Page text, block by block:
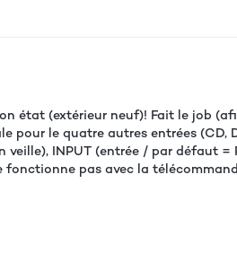
état (extérieur neuf)! Fait le job
le quatre autres entrées (CD,
INPUT (entrée / par défaut
fonctionne pas avec la